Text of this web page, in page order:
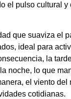
el pulso cultural y
que suaviza el
ideal para
la
noche, lo que
el viento del
cotidianas.